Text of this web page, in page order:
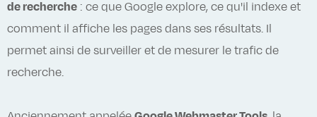
de recherche : ce que Google explore, ce qu'il indexe et
comment il affiche les pages dans ses résultats. Il
permet ainsi de surveiller et de mesurer le trafic de
recherche.